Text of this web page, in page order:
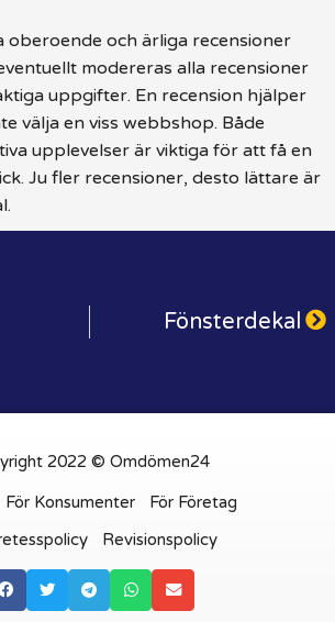
oberoende och ärliga recensioner
modereras alla recensioner
uppgifter. En recension hjälper
välja en viss webbshop. Både
upplevelser är viktiga för att få en
Ju fler recensioner, desto lättare är
Fönsterdekal
2022 © Omdömen24
För Konsumenter
För Företag
Revisionspolicy